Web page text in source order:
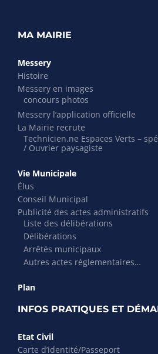
MA MAIRIE
Messery
Histoire
Messery en images
concours photos
Messery l’application officielle
La Mairie recrute
Technicien.ne Espaces Verts –
/ Ouvrier paysagiste
Vie Municipale
Élus
Conseil Municipal
Publicité des actes administratifs
Liste des délibérations
Délibérations
Arrêtés municipaux
Autres actes réglementaires…
Plan
INFOS PRATIQUES ET
Etat Civil
Carte d’identité/Passeport